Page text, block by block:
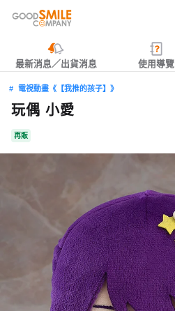
最新消息／出貨消息 使用導覽
電視動畫《【我推的孩子】》
玩偶 小愛
再販